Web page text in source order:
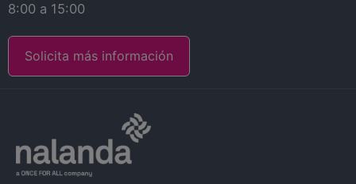
8:00 a 15:00
Solicita más información